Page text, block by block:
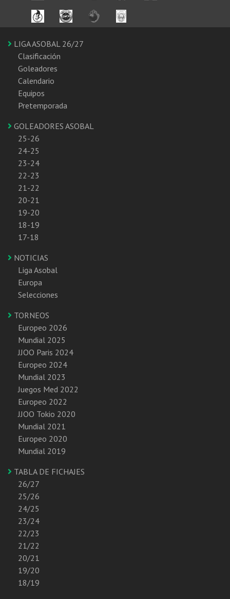
LIGA ASOBAL 26/27
Clasificación
Goleadores
Calendario
Equipos
Pretemporada
GOLEADORES ASOBAL
25-26
24-25
23-24
22-23
21-22
20-21
19-20
18-19
17-18
NOTICIAS
Liga Asobal
Europa
Selecciones
TORNEOS
Europeo 2026
Mundial 2025
JJOO Paris 2024
Europeo 2024
Mundial 2023
Juegos Med 2022
Europeo 2022
JJOO Tokio 2020
Mundial 2021
Europeo 2020
Mundial 2019
TABLA DE FICHAJES
26/27
25/26
24/25
23/24
22/23
21/22
20/21
19/20
18/19